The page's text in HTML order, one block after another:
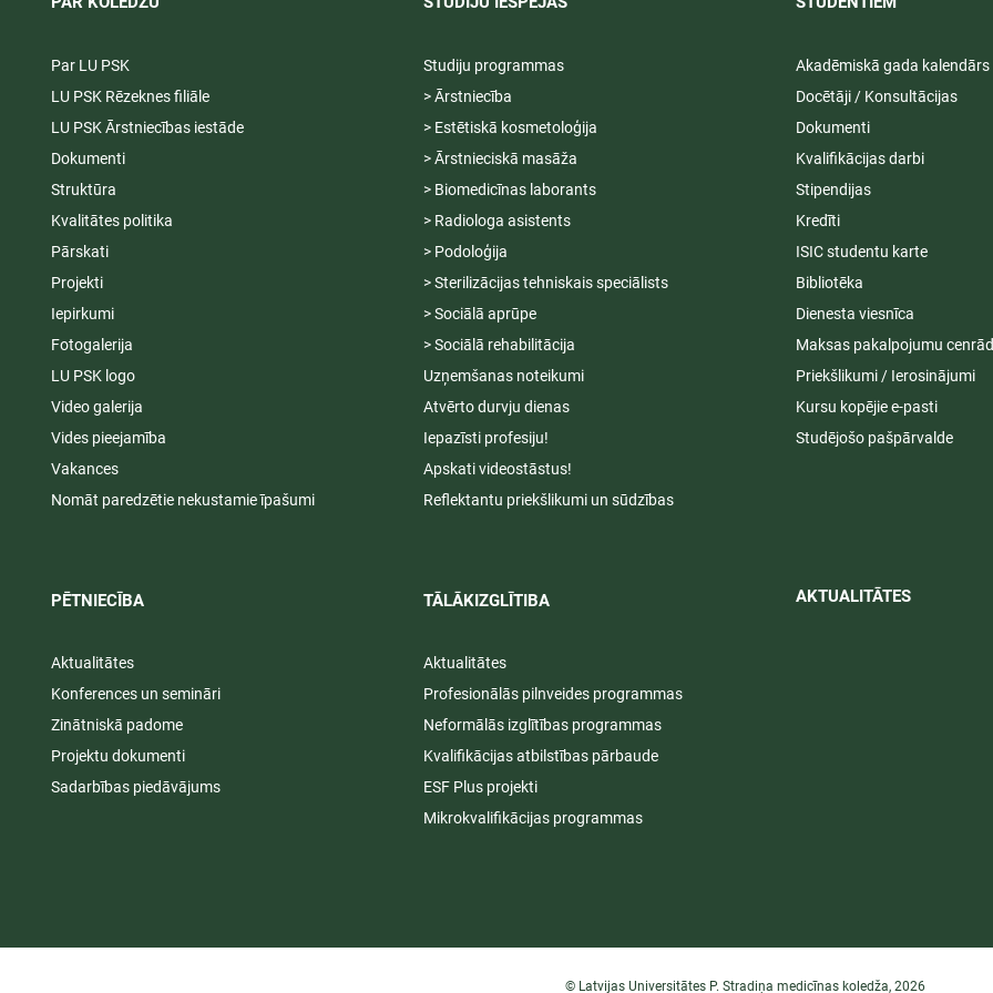
Par LU PSK
LU PSK Rēzeknes filiāle
LU PSK Ārstniecības iestāde
Dokumenti
Struktūra
Kvalitātes politika
Pārskati
Projekti
Iepirkumi
Fotogalerija
LU PSK logo
Video galerija
Vides pieejamība
Vakances
Nomāt paredzētie nekustamie īpašumi
PĒTNIECĪBA
Aktualitātes
Konferences un semināri
Zinātniskā padome
Projektu dokumenti
Sadarbības piedāvājums
Studiju programmas
> Ārstniecība
> Estētiskā kosmetoloģija
> Ārstnieciskā masāža
> Biomedicīnas laborants
> Radiologa asistents
> Podoloģija
> Sterilizācijas tehniskais speciālists
> Sociālā aprūpe
> Sociālā rehabilitācija
Uzņemšanas noteikumi
Atvērto durvju dienas
Iepazīsti profesiju!
Apskati videostāstus!
Reflektantu priekšlikumi un sūdzības
TĀLĀKIZGLĪTIBA
Aktualitātes
Profesionālās pilnveides programmas
Neformālās izglītības programmas
Kvalifikācijas atbilstības pārbaude
ESF Plus projekti
Mikrokvalifikācijas programmas
Akadēmiskā gada kalendārs
Docētāji / Konsultācijas
Dokumenti
Kvalifikācijas darbi
Stipendijas
Kredīti
ISIC studentu karte
Bibliotēka
Dienesta viesnīca
Maksas pakalpojumu
Priekšlikumi / Ierosinājumi
Kursu kopējie e-pasti
Studējošo pašpārvalde
AKTUALITĀTES​​
© Latvijas Universitātes P. Stradiņa medicīnas koledža, 2026